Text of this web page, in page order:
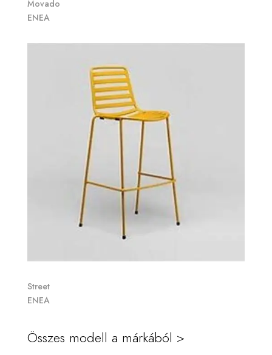
Movado
ENEA
Street
ENEA
Összes modell a márkából >